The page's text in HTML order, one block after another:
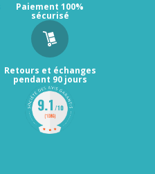
Paiement 100%
sécurisé
Retours et échanges
pendant 90 jours